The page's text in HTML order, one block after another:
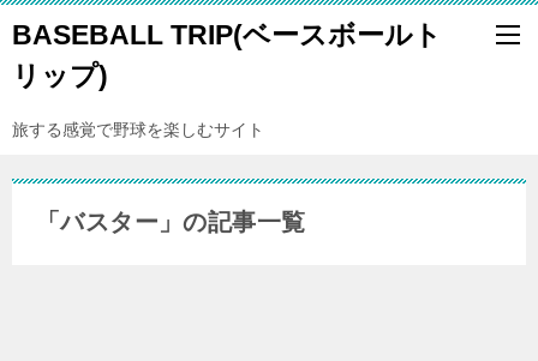
BASEBALL TRIP(ベースボールト
リップ)
旅する感覚で野球を楽しむサイト
「バスター」の記事一覧